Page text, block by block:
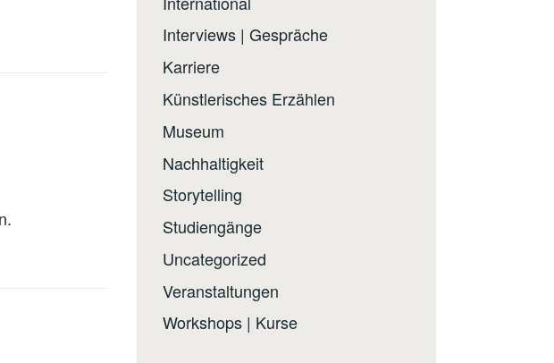
Interviews | Gespräche
Karriere
Künstlerisches Erzählen
Museum
Nachhaltigkeit
Storytelling
Studiengänge
Uncategorized
Veranstaltungen
Workshops | Kurse